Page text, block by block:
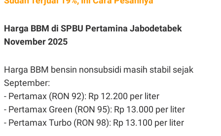
Harga BBM di SPBU Pertamina Jabodetabek
November 2025
Harga BBM bensin nonsubsidi masih stabil sejak
September:
- Pertamax (RON 92): Rp 12.200 per liter
- Pertamax Green (RON 95): Rp 13.000 per liter
- Pertamax Turbo (RON 98): Rp 13.100 per liter